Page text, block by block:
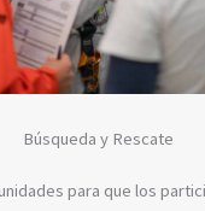
Búsqueda y Rescate
para que los